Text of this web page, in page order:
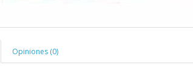
Opiniones (0)